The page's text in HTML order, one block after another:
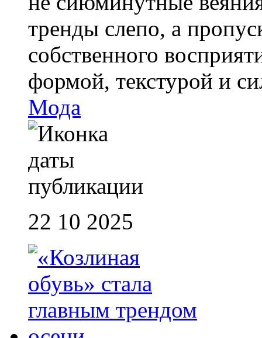
тренды слепо, а
собственного
формой, текстурой и
Мода
22 10 2025